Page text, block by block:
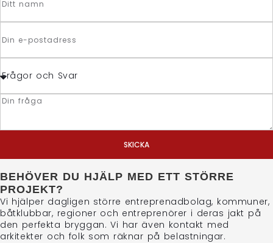
SKICKA
BEHÖVER DU HJÄLP MED ETT STÖRRE
PROJEKT?
Vi hjälper dagligen större entreprenadbolag, kommuner,
båtklubbar, regioner och entreprenörer i deras jakt på
den perfekta bryggan. Vi har även kontakt med
arkitekter och folk som räknar på belastningar.